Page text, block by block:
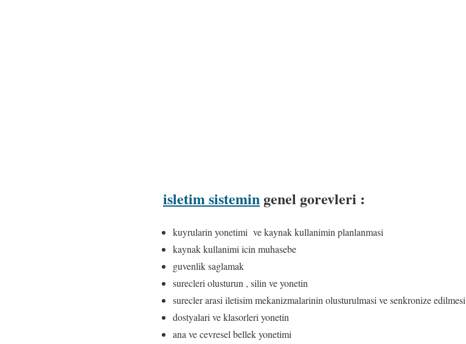
isletim sistemin genel gorevleri :
kuyrularin yonetimi ve kaynak kullanimin planlanmasi
kaynak kullanimi icin muhasebe
guvenlik saglamak
surecleri olusturun , silin ve yonetin
surecler arasi iletisim mekanizmalarinin olusturulmasi ve senkronize edilmesi
dostyalari ve klasorleri yonetin
ana ve cevresel bellek yonetimi